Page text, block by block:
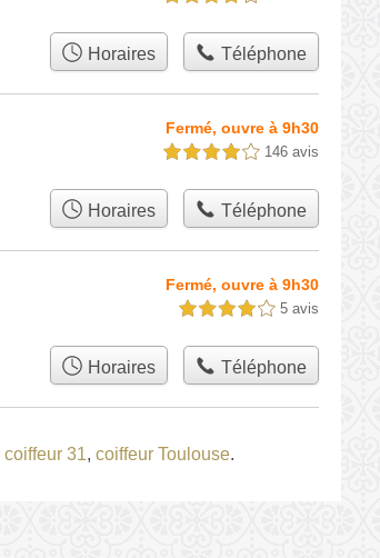
Horaires Téléphone
Fermé, ouvre à 9h30
4,0 étoiles sur 5 146 avis
Horaires Téléphone
Fermé, ouvre à 9h30
4,0 étoiles sur 5 5 avis
Horaires Téléphone
coiffeur 31, coiffeur Toulouse.